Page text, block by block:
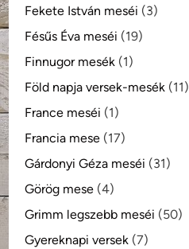
Fekete István meséi (3)
Fésűs Éva meséi (19)
Finnugor mesék (1)
Föld napja versek-mesék (11)
France meséi (1)
Francia mese (17)
Gárdonyi Géza meséi (31)
Görög mese (4)
Grimm legszebb meséi (50)
Gyereknapi versek (7)